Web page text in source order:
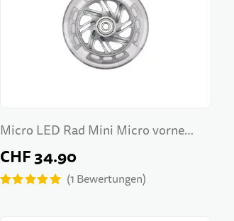
Micro LED Rad Mini Micro vorne
120mm
CHF 34.90
1 Bewertungen